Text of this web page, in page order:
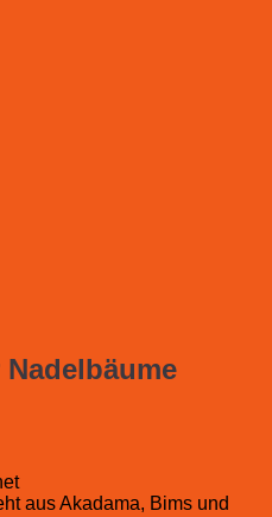
aus Akadama, Bims und